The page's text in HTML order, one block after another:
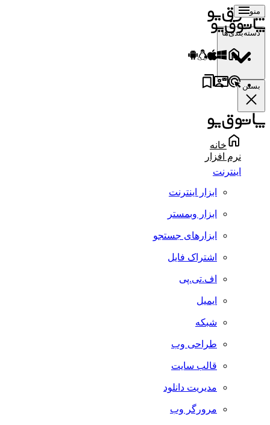
منو
دسته‌بندی‌ها
بستن
خانه
نرم افزار
اینترنت
ابزار اینترنت
ابزار وبمستر
ابزارهای جستجو
اشتراک فایل
اف.تی.پی
ایمیل
شبکه
طراحی وب
قالب سایت
مدیریت دانلود
مرورگر وب